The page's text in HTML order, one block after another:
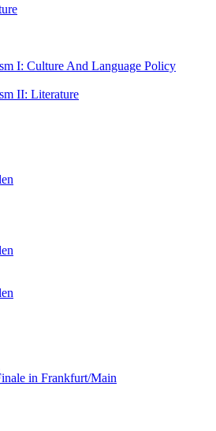
I: Culture And Language Policy
II: Literature
in Frankfurt/Main